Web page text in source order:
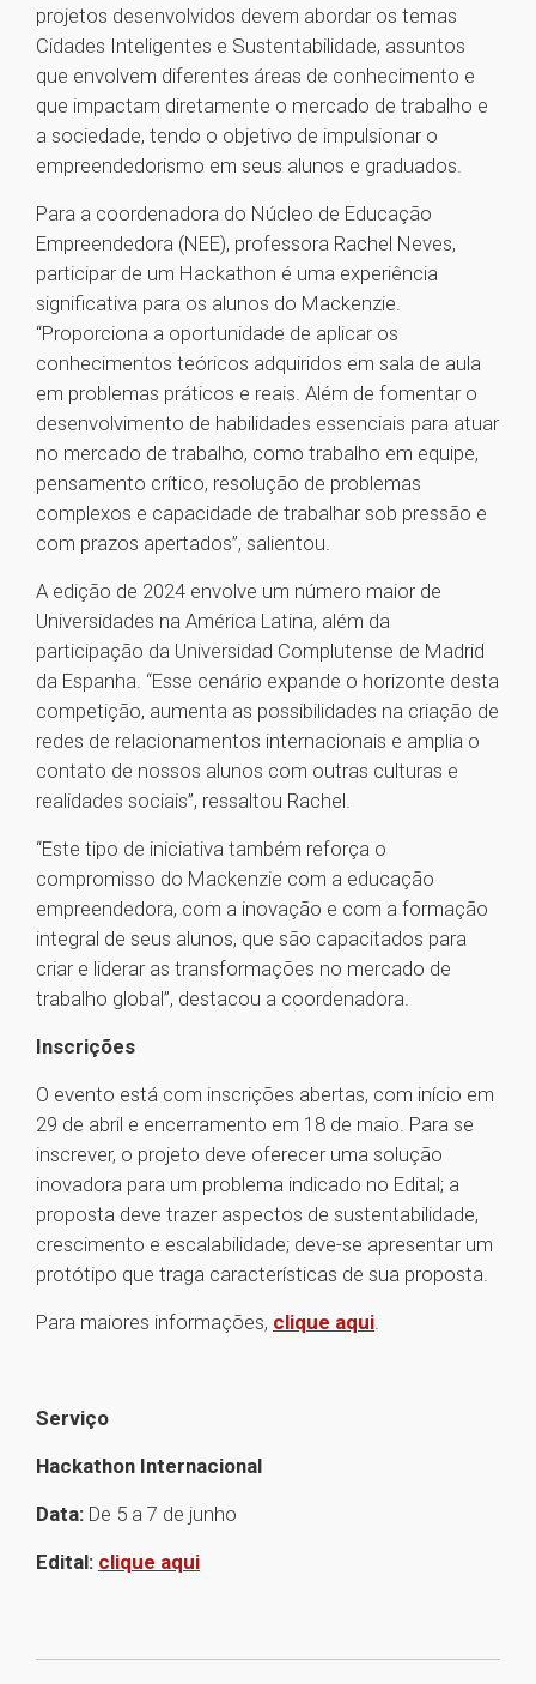
projetos desenvolvidos devem abordar os temas
Cidades Inteligentes e Sustentabilidade, assuntos
que envolvem diferentes áreas de conhecimento e
que impactam diretamente o mercado de trabalho e
a sociedade, tendo o objetivo de impulsionar o
empreendedorismo em seus alunos e graduados.
Para a coordenadora do Núcleo de Educação
Empreendedora (NEE), professora Rachel Neves,
participar de um Hackathon é uma experiência
significativa para os alunos do Mackenzie.
“Proporciona a oportunidade de aplicar os
conhecimentos teóricos adquiridos em sala de aula
em problemas práticos e reais. Além de fomentar o
desenvolvimento de habilidades essenciais para atuar
no mercado de trabalho, como trabalho em equipe,
pensamento crítico, resolução de problemas
complexos e capacidade de trabalhar sob pressão e
com prazos apertados”, salientou.
A edição de 2024 envolve um número maior de
Universidades na América Latina, além da
participação da Universidad Complutense de Madrid
da Espanha. “Esse cenário expande o horizonte desta
competição, aumenta as possibilidades na criação de
redes de relacionamentos internacionais e amplia o
contato de nossos alunos com outras culturas e
realidades sociais”, ressaltou Rachel.
“Este tipo de iniciativa também reforça o
compromisso do Mackenzie com a educação
empreendedora, com a inovação e com a formação
integral de seus alunos, que são capacitados para
criar e liderar as transformações no mercado de
trabalho global”, destacou a coordenadora.
Inscrições
O evento está com inscrições abertas, com início em
29 de abril e encerramento em 18 de maio. Para se
inscrever, o projeto deve oferecer uma solução
inovadora para um problema indicado no Edital; a
proposta deve trazer aspectos de sustentabilidade,
crescimento e escalabilidade; deve-se apresentar um
protótipo que traga características de sua proposta.
Para maiores informações, clique aqui.
Serviço
Hackathon Internacional
Data: De 5 a 7 de junho
Edital: clique aqui